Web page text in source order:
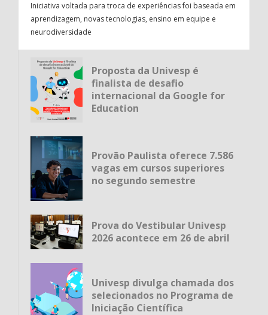
Iniciativa voltada para troca de experiências foi baseada em
aprendizagem, novas tecnologias, ensino em equipe e
neurodiversidade
Proposta da Univesp é
finalista de desafio
internacional da Google for
Education
Provão Paulista oferece 7.586
vagas em cursos superiores
no segundo semestre
Prova do Vestibular Univesp
2026 acontece em 26 de abril
Univesp divulga chamada dos
selecionados no Programa de
Iniciação Científica